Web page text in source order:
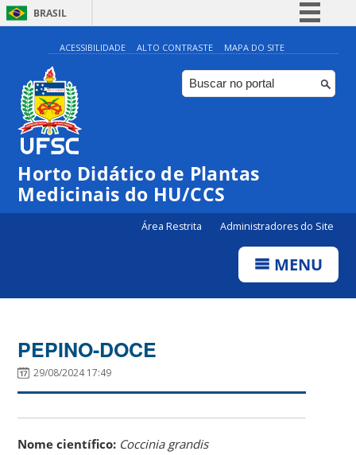
BRASIL
Simplifique!
Comunica BR
Participe
Canais
ACESSIBILIDADE ALTO CONTRASTE MAPA DO SITE
Horto Didático de Plantas
Medicinais do HU/CCS
Área Restrita Administradores do Site
MENU
PEPINO-DOCE
29/08/2024 17:49
Nome científico: Coccinia grandis